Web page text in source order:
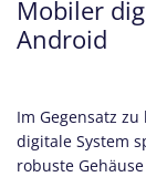
Mobiler
Android
Im Gegensatz
digitale System
robuste